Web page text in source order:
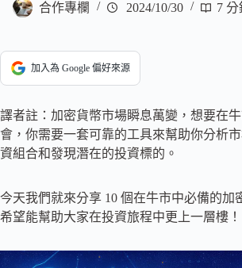
合作專欄 2024/10/30 7 分
加入為 Google 偏好來源
譯者註：加密貨幣市場瞬息萬變，想要在
會，你需要一套可靠的工具來幫助你分析
資組合和發現潛在的投資標的。
今天我們就來分享 10 個在牛市中必備的加
希望能幫助大家在投資旅程中更上一層樓！